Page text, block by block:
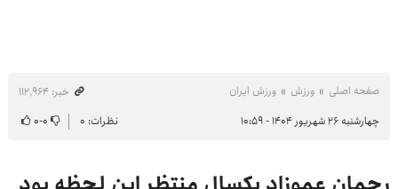
صفحه اصلی ورزش ورزش ایران
خبر: ۱۱۲٬۹۶۴
چهارشنبه ۲۶ شهریور ۱۴۰۴ - ۱۰:۵۹
نظرات: ۰ ۰-۰